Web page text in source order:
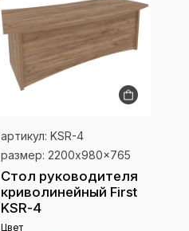
артикул: KSR-4
размер: 2200x980x765
Стол руководителя
криволинейный First
KSR-4
Цвет